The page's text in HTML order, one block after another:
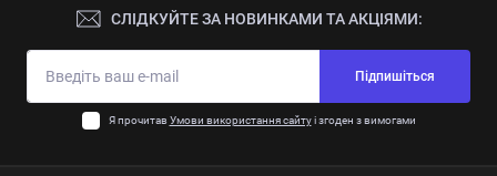
СЛІДКУЙТЕ ЗА НОВИНКАМИ ТА АКЦІЯМИ:
Підпишіться
Я прочитавУмови використання сайтуі згоден з вимогами